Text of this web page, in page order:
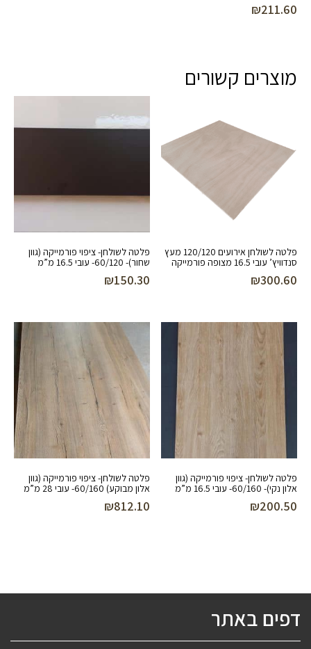
₪211.60
מוצרים קשורים
פלטה לשולחן אירועים 120/120 מעץ
סנדוויץ’ עובי 16.5 מצופה פורמייקה
₪300.60
פלטה לשולחן- ציפוי פורמייקה (גוון
שחור)- 60/120- עובי 16.5 מ”מ
₪150.30
פלטה לשולחן- ציפוי פורמייקה (גוון
אלון נקי)- 60/160- עובי 16.5 מ”מ
₪200.50
פלטה לשולחן- ציפוי פורמייקה (גוון
אלון מבוקע) 60/160- עובי 28 מ”מ
₪812.10
דפים באתר